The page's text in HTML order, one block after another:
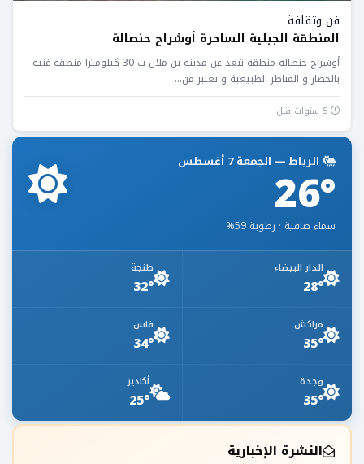
فن وثقافة
المنطقة الجبلية الساحرة أوشراح حنصالة
أوشراح حنصالة منطقة تبعد عن مدينة بن ملال ب 30 كيلومترا منطقة غنية
بالخضار و المناظر الطبيعية و تعتبر من...
الرباط — الجمعة 7 أغسطس
26°
سماء صافية · رطوبة 59%
الدار البيضاء
28°
طنجة
32°
مراكش
35°
فاس
34°
وجدة
35°
أكادير
25°
النشرة الإخبارية